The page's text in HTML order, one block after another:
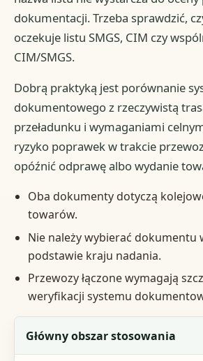
dokumentacji. Trzeba sprawdzić,
oczekuje listu SMGS, CIM czy
CIM/SMGS.
Dobrą praktyką jest porównanie
dokumentowego z rzeczywistą
przeładunku i wymaganiami
ryzyko poprawek w trakcie
opóźnić odprawę albo wydanie
Oba dokumenty dotyczą
towarów.
Nie należy wybierać dokumentu
podstawie kraju nadania.
Przewozy łączone wymagają
weryfikacji systemu
Kryterium
Główny obszar stosowania